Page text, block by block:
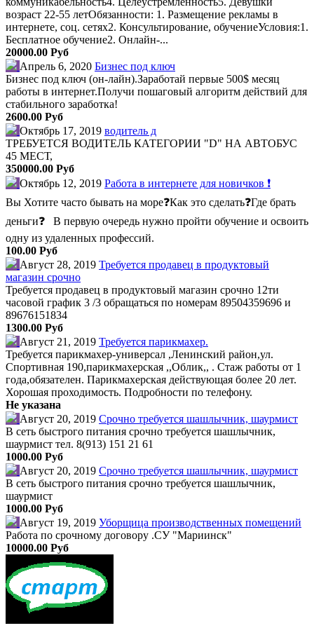
возраст 22-55 летОбязанности: 1. Размещение рекламы в
интернете, соц. сетях2. Консультирование, обучениеУсловия:1.
Бесплатное обучение2. Онлайн-...
20000.00 Руб
Апрель 6, 2020 Бизнес под ключ
Бизнес под ключ (он-лайн).Заработай первые 500$ месяц
работы в интернет.Получи пошаговый алгоритм действий для
стабильного заработка!
2600.00 Руб
Октябрь 17, 2019 водитель д
ТРЕБУЕТСЯ ВОДИТЕЛЬ КАТЕГОРИИ "D" НА АВТОБУС
45 МЕСТ,
350000.00 Руб
Октябрь 12, 2019 Работа в интернете для новичков ❗
Вы Хотите часто бывать на море❓Как это сделать❓Где брать
деньги❓⠀В первую очередь нужно пройти обучение и освоить
одну из удаленных профессий.
100.00 Руб
Август 28, 2019 Требуется продавец в продуктовый
магазин срочно
Требуется продавец в продуктовый магазин срочно 12ти
часовой график 3 /3 обращаться по номерам 89504359696 и
89676151834
1300.00 Руб
Август 21, 2019 Требуется парикмахер.
Требуется парикмахер-универсал ,Ленинский район,ул.
Спортивная 190,парикмахерская ,,Облик,, . Стаж работы от 1
года,обязателен. Парикмахерская действующая более 20 лет.
Хорошая проходимость. Подробности по телефону.
Не указана
Август 20, 2019 Срочно требуется шашлычник, шаурмист
В сеть быстрого питания срочно требуется шашлычник,
шаурмист тел. 8(913) 151 21 61
1000.00 Руб
Август 20, 2019 Срочно требуется шашлычник, шаурмист
В сеть быстрого питания срочно требуется шашлычник,
шаурмист
1000.00 Руб
Август 19, 2019 Уборщица производственных помещений
Работа по срочному договору .СУ "Мариинск"
10000.00 Руб